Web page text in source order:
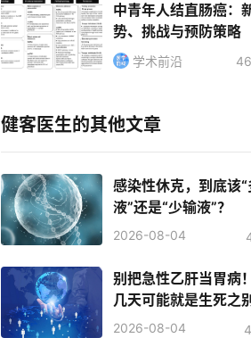
中青年人结直肠癌：
势、挑战与预防策略
学术前沿
健客医生的其他文章
感染性休克，到底该
液”还是“少输液”？
2026-08-04
别把急性乙肝当胃病
几天可能就是生死之别
2026-08-04